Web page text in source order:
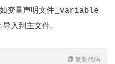
变量声明文件 _variable
导入到主文件。
复制代码